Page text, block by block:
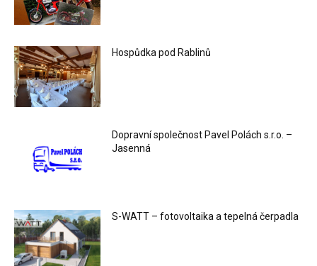
Hospůdka pod Rablinů
Dopravní společnost Pavel Polách s.r.o. –
Jasenná
S-WATT – fotovoltaika a tepelná čerpadla